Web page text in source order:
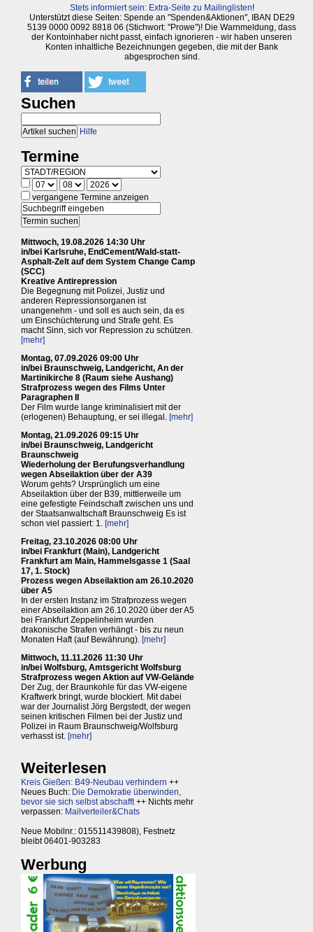
Stets informiert sein: Extra-Seite zu Mailinglisten!
Unterstützt diese Seiten: Spende an "Spenden&Aktionen", IBAN DE29
5139 0000 0092 8818 06 (Stichwort: "Prowe")! Die Warnmeldung, dass
der Kontoinhaber nicht passt, einfach ignorieren - wir haben unseren
Konten inhaltliche Bezeichnungen gegeben, die mit der Bank
abgesprochen sind.
Suchen
Hilfe
Termine
vergangene Termine anzeigen
Mittwoch, 19.08.2026 14:30 Uhr
in/bei Karlsruhe, EndCement/Wald-statt-
Asphalt-Zelt auf dem System Change Camp
(SCC)
Kreative Antirepression
Die Begegnung mit Polizei, Justiz und
anderen Repressionsorganen ist
unangenehm - und soll es auch sein, da es
um Einschüchterung und Strafe geht. Es
macht Sinn, sich vor Repression zu schützen.
[mehr]
Montag, 07.09.2026 09:00 Uhr
in/bei Braunschweig, Landgericht, An der
Martinikirche 8 (Raum siehe Aushang)
Strafprozess wegen des Films Unter
Paragraphen II
Der Film wurde lange kriminalisiert mit der
(erlogenen) Behauptung, er sei illegal. [mehr]
Montag, 21.09.2026 09:15 Uhr
in/bei Braunschweig, Landgericht
Braunschweig
Wiederholung der Berufungsverhandlung
wegen Abseilaktion über der A39
Worum gehts? Ursprünglich um eine
Abseilaktion über der B39, mittlerweile um
eine gefestigte Feindschaft zwischen uns und
der Staatsanwaltschaft Braunschweig Es ist
schon viel passiert: 1. [mehr]
Freitag, 23.10.2026 08:00 Uhr
in/bei Frankfurt (Main), Landgericht
Frankfurt am Main, Hammelsgasse 1 (Saal
17, 1. Stock)
Prozess wegen Abseilaktion am 26.10.2020
über A5
In der ersten Instanz im Strafprozess wegen
einer Abseilaktion am 26.10.2020 über der A5
bei Frankfurt Zeppelinheim wurden
drakonische Strafen verhängt - bis zu neun
Monaten Haft (auf Bewährung). [mehr]
Mittwoch, 11.11.2026 11:30 Uhr
in/bei Wolfsburg, Amtsgericht Wolfsburg
Strafprozess wegen Aktion auf VW-Gelände
Der Zug, der Braunkohle für das VW-eigene
Kraftwerk bringt, wurde blockiert. Mit dabei
war der Journalist Jörg Bergstedt, der wegen
seinen kritischen Filmen bei der Justiz und
Polizei in Raum Braunschweig/Wolfsburg
verhasst ist. [mehr]
Weiterlesen
Kreis Gießen: B49-Neubau verhindern ++
Neues Buch: Die Demokratie überwinden,
bevor sie sich selbst abschafft++ Nichts mehr
verpassen: Mailverteiler&Chats
Neue Mobilnr.: 015511439808), Festnetz
bleibt 06401-903283
Werbung